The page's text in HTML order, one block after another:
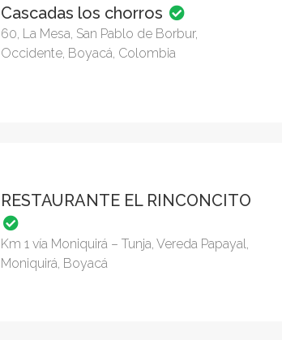
Cascadas los chorros
60, La Mesa, San Pablo de Borbur,
Occidente, Boyacá, Colombia
RESTAURANTE EL RINCONCITO
Km 1 vía Moniquirá – Tunja, Vereda Papayal,
Moniquirá, Boyacá